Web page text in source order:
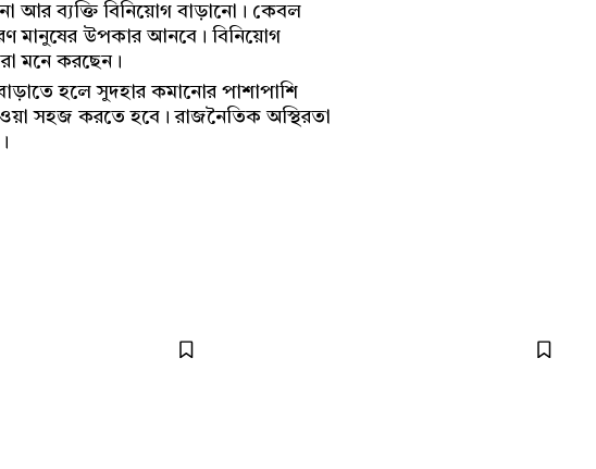
আর ব্যক্তি বিনিয়োগ বাড়ানো। কেবল
মানুষের উপকার আনবে। বিনিয়োগ
মনে করছেন।
হলে সুদহার কমানোর পাশাপাশি
সহজ করতে হবে। রাজনৈতিক অস্থিরতা